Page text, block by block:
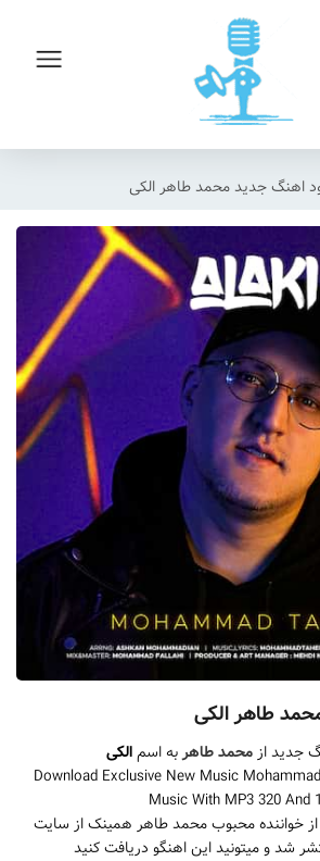
اهنگ جدید محمد طاهر الکی
طاهر الکی
جدید ازمحمد طاهربه اسمالکی
Download Exclusive New Music
Music With MP3 320 And
از خواننده محبوب محمد طاهر همینک از سایت
شد و میتونید این اهنگو دریافت کنید